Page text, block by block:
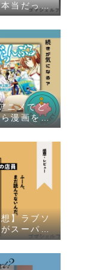
当だった
ニメでど
漫画を読
説しま
】ラブソ
スーパー